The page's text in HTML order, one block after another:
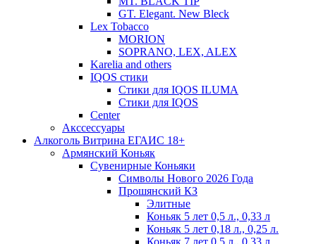
GT. Elegant. New Bleck
Lex Tobacco
MORION
SOPRANO, LEX, ALEX
Karelia and others
IQOS стики
Стики для IQOS ILUMA
Стики для IQOS
Сenter
Акссессуары
Алкоголь Витрина ЕГАИС 18+
Армянский Коньяк
Сувенирные Коньяки
Символы Нового 2026 Года
Прошянский КЗ
Элитные
Коньяк 5 лет 0,5 л., 0,33 л
Коньяк 5 лет 0,18 л., 0,25 л.
Коньяк 7 лет 0,5 л., 0,33 л